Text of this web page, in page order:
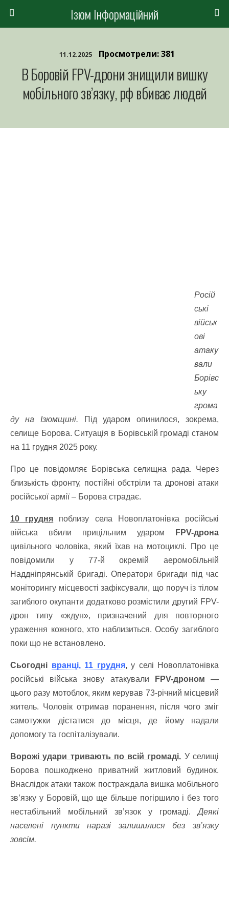
Ізюм Інформаційний
11.12.2025 Просмотрели: 381
В Боровій FPV-дрони знищили вишку
мобільного зв’язку, рф вбиває людей
Росій
ські
військ
ові
атаку
вали
Борівс
ьку
грома
ду на Ізюмщині.
Під ударом опинилося, зокрема,
селище Борова.Ситуація в Борівській громаді станом
на 11 грудня 2025 року.
Про це повідомляє Борівська селищна рада. Через
близькість фронту, постійні обстріли та дронові атаки
російської армії – Борова страдає.
10 грудня поблизу села Новоплатонівка російські
війська вбили прицільним ударом
FPV-дрона
цивільного чоловіка, який їхав на мотоциклі. Про це
повідомили у 77-й окремій аеромобільній
Наддніпрянській бригаді. Оператори бригади під час
моніторингу місцевості зафіксували, що поруч із тілом
загиблого окупанти додатково розмістили другий FPV-
дрон типу «ждун», призначений для повторного
ураження кожного, хто наблизиться. Особу загиблого
поки що не встановлено.
Сьогодні вранці, 11 грудня,у селі Новоплатонівка
російські війська знову атакували
FPV-дроном —
цього разу мотоблок, яким керував 73-річний місцевий
житель. Чоловік отримав поранення, після чого зміг
самотужки дістатися до місця, де йому надали
допомогу та госпіталізували.
Ворожі удари тривають по всій громаді. У селищі
Борова пошкоджено приватний житловий будинок.
Внаслідок атаки також постраждала вишка мобільного
зв’язку у Боровій, що ще більше погіршило і без того
нестабільний мобільний зв’язок у громаді.Деякі
населені пункти наразі залишилися без зв’язку
зовсім.